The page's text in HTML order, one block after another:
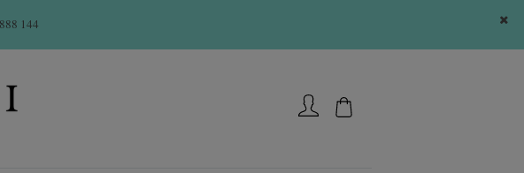
144